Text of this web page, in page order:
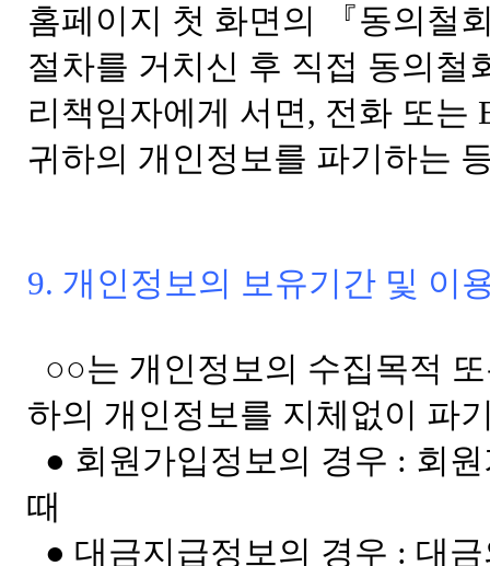
홈페이지 첫 화면의 『동의철
절차를 거치신 후 직접 동의철
리책임자에게 서면, 전화 또는
귀하의 개인정보를 파기하는
9. 개인정보의 보유기간 및 이
○○는 개인정보의 수집목적
하의 개인정보를 지체없이 파
● 회원가입정보의 경우 : 회
때
● 대금지급정보의 경우 : 대